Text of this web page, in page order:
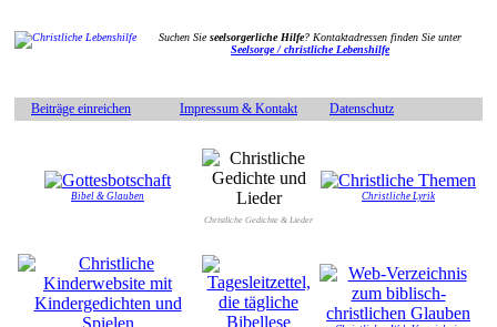
Suchen Sieseelsorgerliche Hilfe? Kontaktadressen finden Sie unter
Seelsorge / christliche Lebenshilfe
Beiträge einreichen Impressum & Kontakt Datenschutz
Bibel & Glauben
Christliche Gedichte & Lieder
Christliche Lyrik